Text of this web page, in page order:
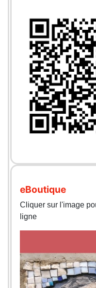
eBoutique
Cliquer sur l'image
ligne